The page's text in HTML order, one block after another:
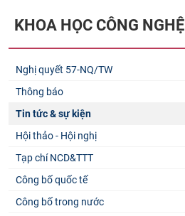
KHOA HỌC CÔNG NGHỆ
Nghị quyết 57-NQ/TW
Thông báo
Tin tức & sự kiện
Hội thảo - Hội nghị
Tạp chí NCD&TTT
Công bố quốc tế
Công bố trong nước